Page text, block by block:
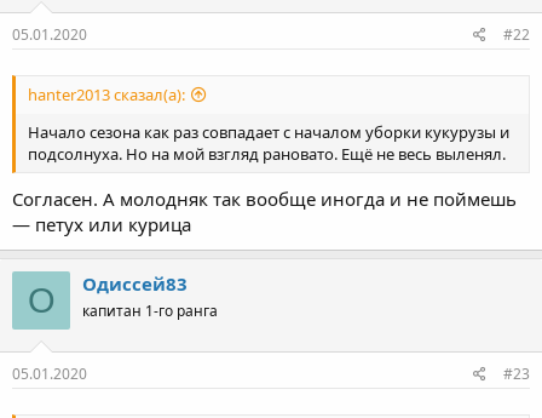
05.01.2020 #22
hanter2013 сказал(а):
Начало сезона как раз совпадает с началом уборки кукурузы и
подсолнуха. Но на мой взгляд рановато. Ещё не весь выленял.
Согласен. А молодняк так вообще иногда и не поймешь
— петух или курица
О Одиссей83
капитан 1-го ранга
05.01.2020 #23